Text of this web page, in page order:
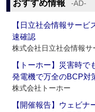
おすすめ情報 ‐AD‐
【日立社会情報サー
速確認
株式会社日立社会情報サ
【トーホー】災害時
発電機で万全のBCP対
株式会社トーホー
【開催報告】ウェビ